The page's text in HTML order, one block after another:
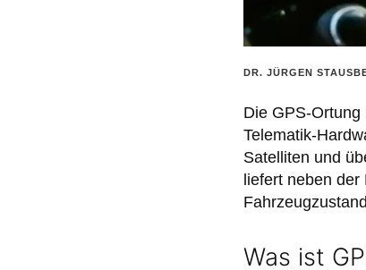
POSTED
DR. JÜRGEN
Die GPS-
Telematik-
Satelliten und
liefert neben
Was ist